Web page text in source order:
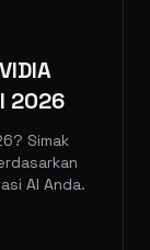
2026
Simak
AI Anda.